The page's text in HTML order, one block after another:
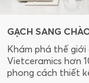
GẠCH SANG
Khám phá thế
Vietceramics hơn
phong cách thiết